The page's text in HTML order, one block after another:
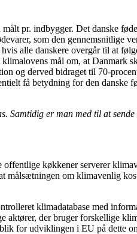
pr. indbygger. Det danske
som den
alle danskere overgår til at
mål om, at
og derved bidraget til 70-
få betydning for den danske
Samtidig er man med til at
køkkener serverer
målsætningen om klimavenlig
klimadatabase med
der bruger forskellige
for udviklingen i EU på dette